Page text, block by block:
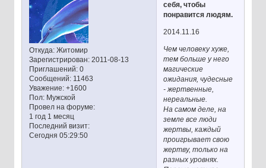
Откуда:Житомир
Зарегистрирован: 2011-08-13
Приглашений:0
Сообщений:11463
Уважение: +1600
Пол:Мужской
Провел на форуме:
1 год 1 месяц
Последний визит:
Сегодня 05:29:50
себя, чтобы
понравится людям.
2014.11.16
Чем человеку хуже,
тем больше у него
магические
ожидания, чудесные
- жертвенные,
нереальные.
На самом деле, на
земле все люди
жертвы, каждый
проигрывает свою
жертву, только на
разных уровнях.